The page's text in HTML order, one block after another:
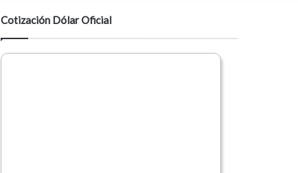
modo
Cotización Dólar Oficial